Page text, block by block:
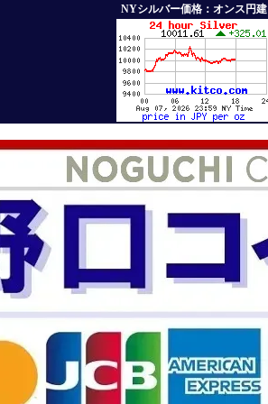
NYシルバー価格：オンス円建